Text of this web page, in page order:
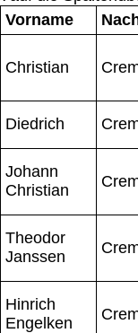
Vorname
Christian
Diedrich
Johann
Christian
Theodor
Janssen
Hinrich
Engelken